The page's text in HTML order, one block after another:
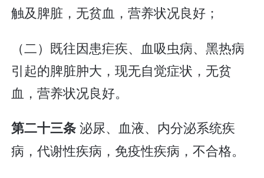
触及脾脏，无贫血，营养状况良好；
（二）既往因患疟疾、血吸虫病、黑热病
引起的脾脏肿大，现无自觉症状，无贫
血，营养状况良好。
第二十三条泌尿、血液、内分泌系统疾
病，代谢性疾病，免疫性疾病，不合格。